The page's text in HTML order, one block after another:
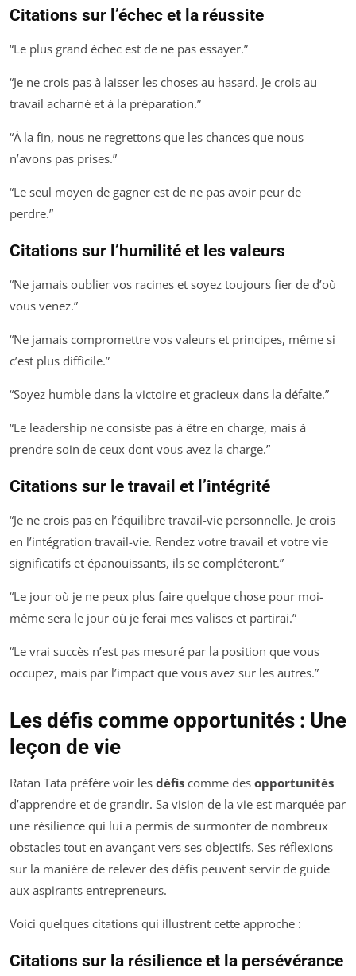
Citations sur l’échec et la réussite
“Le plus grand échec est de ne pas essayer.”
“Je ne crois pas à laisser les choses au hasard. Je crois au
travail acharné et à la préparation.”
“À la fin, nous ne regrettons que les chances que nous
n’avons pas prises.”
“Le seul moyen de gagner est de ne pas avoir peur de
perdre.”
Citations sur l’humilité et les valeurs
“Ne jamais oublier vos racines et soyez toujours fier de d’où
vous venez.”
“Ne jamais compromettre vos valeurs et principes, même si
c’est plus difficile.”
“Soyez humble dans la victoire et gracieux dans la défaite.”
“Le leadership ne consiste pas à être en charge, mais à
prendre soin de ceux dont vous avez la charge.”
Citations sur le travail et l’intégrité
“Je ne crois pas en l’équilibre travail-vie personnelle. Je crois
en l’intégration travail-vie. Rendez votre travail et votre vie
significatifs et épanouissants, ils se compléteront.”
“Le jour où je ne peux plus faire quelque chose pour moi-
même sera le jour où je ferai mes valises et partirai.”
“Le vrai succès n’est pas mesuré par la position que vous
occupez, mais par l’impact que vous avez sur les autres.”
Les défis comme opportunités : Une
leçon de vie
Ratan Tata préfère voir les défis comme des opportunités
d’apprendre et de grandir. Sa vision de la vie est marquée par
une résilience qui lui a permis de surmonter de nombreux
obstacles tout en avançant vers ses objectifs. Ses réflexions
sur la manière de relever des défis peuvent servir de guide
aux aspirants entrepreneurs.
Voici quelques citations qui illustrent cette approche :
Citations sur la résilience et la persévérance